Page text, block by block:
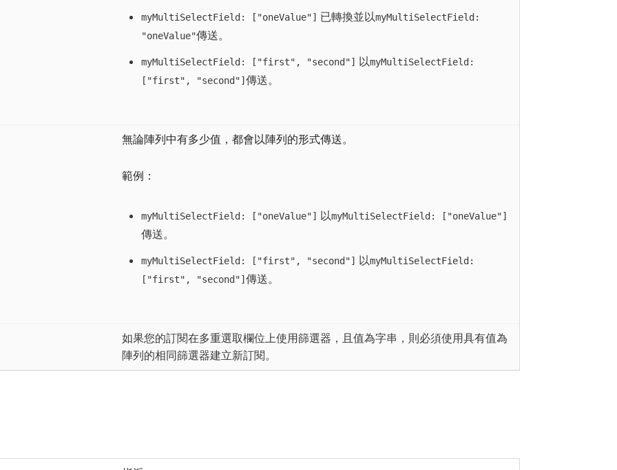
myMultiSelectField: ["oneValue"] 已轉換並以myMultiSelectField:
"oneValue"傳送。
myMultiSelectField: ["first", "second"] 以myMultiSelectField:
["first", "second"]傳送。
無論陣列中有多少值，都會以陣列的形式傳送。
範例：
myMultiSelectField: ["oneValue"] 以myMultiSelectField: ["oneValue"]
傳送。
myMultiSelectField: ["first", "second"] 以myMultiSelectField:
["first", "second"]傳送。
如果您的訂閱在多重選取欄位上使用篩選器，且值為字串，則必須使用具有值為
陣列的相同篩選器建立新訂閱。